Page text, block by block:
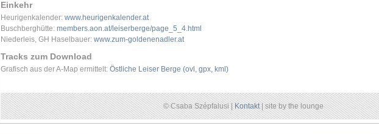
Einkehr
Heurigenkalender: www.heurigenkalender.at
Buschberghütte: members.aon.at/leiserberge/page_5_4.html
Niederleis, GH Haselbauer: www.zum-goldenenadler.at
Tracks zum Download
Grafisch aus der A-Map ermittelt: Östliche Leiser Berge (ovl, gpx, kml)
© Csaba Szépfalusi |Kontakt| site by the lounge